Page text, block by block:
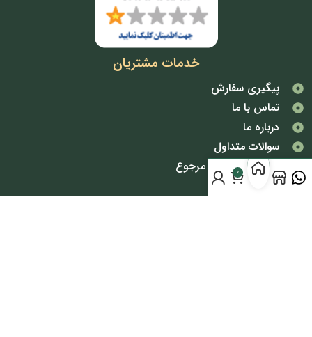
خدمات مشتریان
پیگیری سفارش
تماس با ما
درباره ما
سوالات متداول
شرایط تعویض و مرجوع
قوانین و مقررات
0